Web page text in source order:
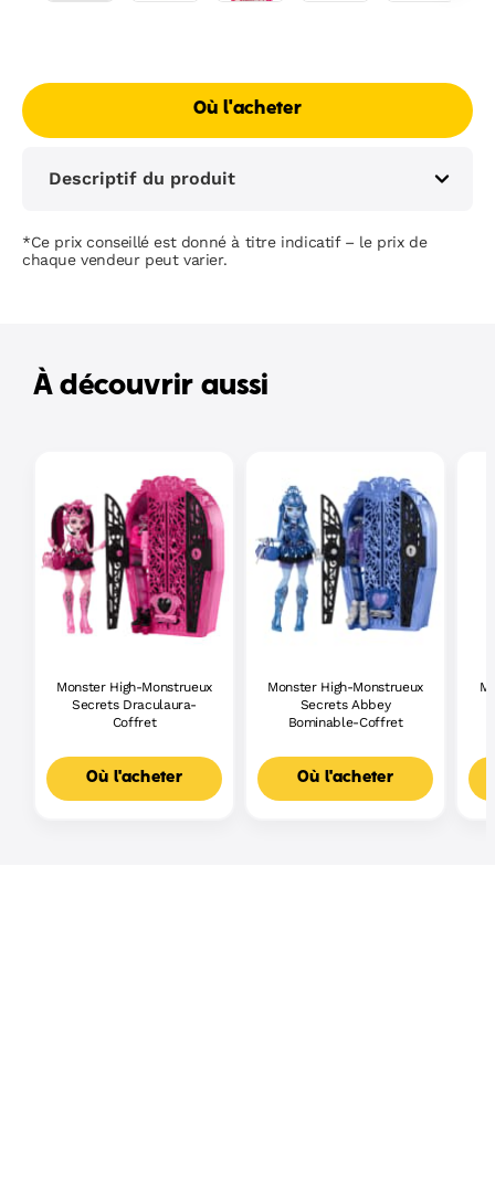
Où l'acheter
Descriptif du produit
*Ce prix conseillé est donné à titre indicatif – le prix de
chaque vendeur peut varier.
À découvrir aussi
Monster High-Monstrueux
Secrets Draculaura-
Coffret
Où l'acheter
Monster High-Monstrueux
Secrets Abbey
Bominable-Coffret
Où l'acheter